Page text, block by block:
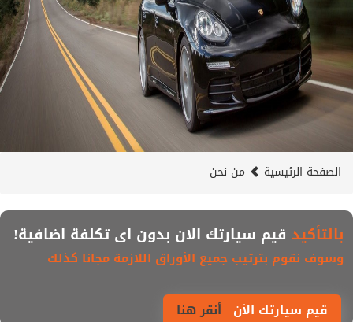
الصفحة الرئيسية من نحن
بالتأكيد قيم سيارتك الان بدون اى تكلفة اضافية!
وسوف نقوم بترتيب جميع الأوراق اللازمة مجانا كذلك
قيم سيارتك الاَن أنقر هنا